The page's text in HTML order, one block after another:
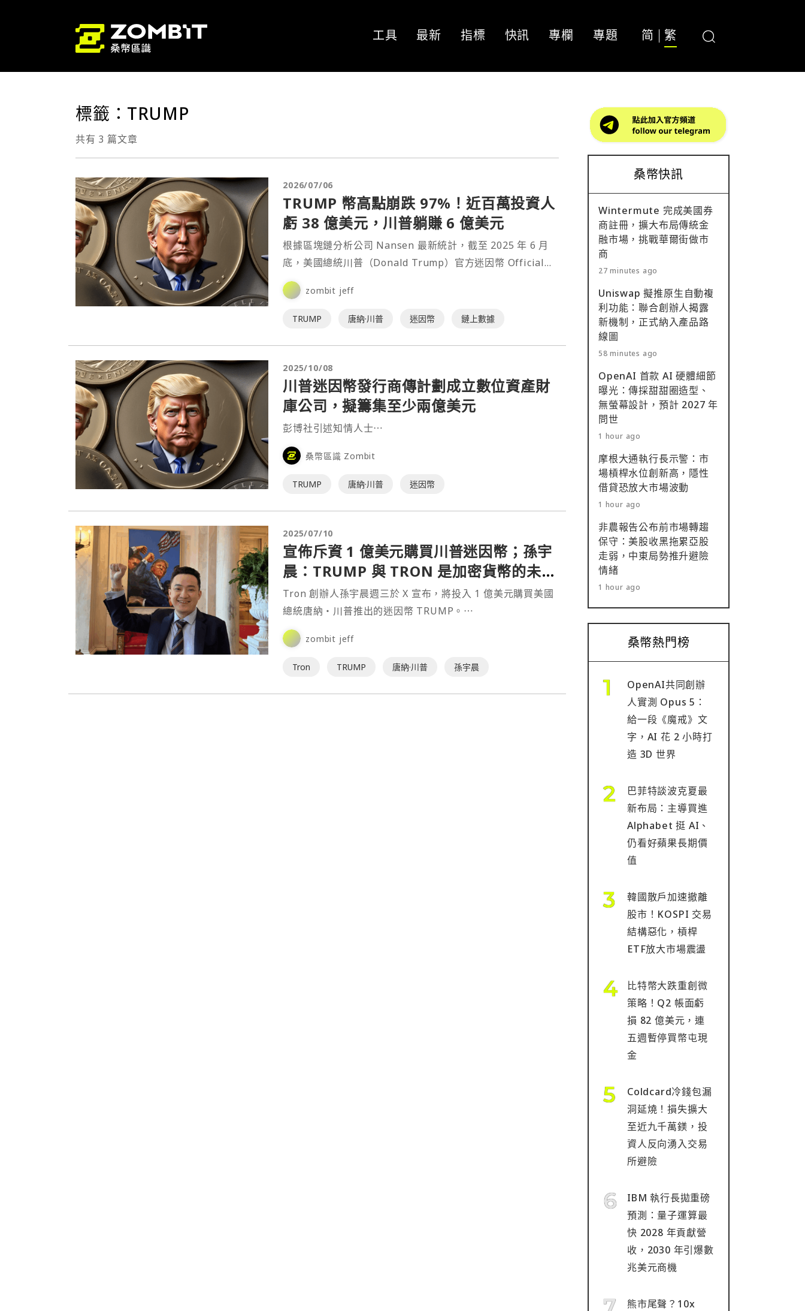
工具 最新 指標 快訊 專欄 專題 简 繁
標籤：TRUMP
共有 3 篇文章
2026/07/06
TRUMP 幣高點崩跌 97%！近百萬投資人
虧 38 億美元，川普躺賺 6 億美元
根據區塊鏈分析公司 Nansen 最新統計，截至 2025 年 6 月
底，美國總統川普（Donald Trump）官方迷因幣 Official
Trump（TRUM⋯
zombit jeff
TRUMP 唐納·川普 迷因幣 鏈上數據
2025/10/08
川普迷因幣發行商傳計劃成立數位資產財
庫公司，擬籌集至少兩億美元
彭博社引述知情人士⋯
桑幣區識 Zombit
TRUMP 唐納·川普 迷因幣
2025/07/10
宣佈斥資 1 億美元購買川普迷因幣；孫宇
晨：TRUMP 與 TRON 是加密貨幣的未
來！
Tron 創辦人孫宇晨週三於 X 宣布，將投入 1 億美元購買美國
總統唐納・川普推出的迷因幣 TRUMP。⋯
zombit jeff
Tron TRUMP 唐納·川普 孫宇晨
桑幣快訊
Wintermute 完成美國券
商註冊，擴大布局傳統金
融市場，挑戰華爾街做市
商
27 minutes ago
Uniswap 擬推原生自動複
利功能：聯合創辦人揭露
新機制，正式納入產品路
線圖
58 minutes ago
OpenAI 首款 AI 硬體細節
曝光：傳採甜甜圈造型、
無螢幕設計，預計 2027 年
問世
1 hour ago
摩根大通執行長示警：市
場槓桿水位創新高，隱性
借貸恐放大市場波動
1 hour ago
非農報告公布前市場轉趨
保守：美股收黑拖累亞股
走弱，中東局勢推升避險
情緒
1 hour ago
桑幣熱門榜
OpenAI共同創辦
人實測 Opus 5：
給一段《魔戒》文
字，AI 花 2 小時打
造 3D 世界
巴菲特談波克夏最
新布局：主導買進
Alphabet 挺 AI、
仍看好蘋果長期價
值
韓國散戶加速撤離
股市！KOSPI 交易
結構惡化，槓桿
ETF放大市場震盪
比特幣大跌重創微
策略！Q2 帳面虧
損 82 億美元，連
五週暫停買幣屯現
金
Coldcard冷錢包漏
洞延燒！損失擴大
至近九千萬鎂，投
資人反向湧入交易
所避險
IBM 執行長拋重磅
預測：量子運算最
快 2028 年貢獻營
收，2030 年引爆數
兆美元商機
熊市尾聲？10x